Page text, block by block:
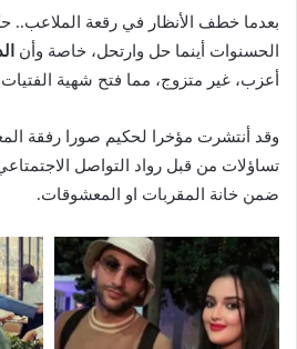
بعدما خطف الأنظار في رقعة
الحسنوات أينما حل وارتحل، خاصة وأن
أعزب، غير متزوج، مما فتح شهية
وقد أنتشرت مؤخرا لحكيم صورا رفقة
تساؤلات من قبل رواد التواصل
ضمن خانة المقربات او المعشوقات.